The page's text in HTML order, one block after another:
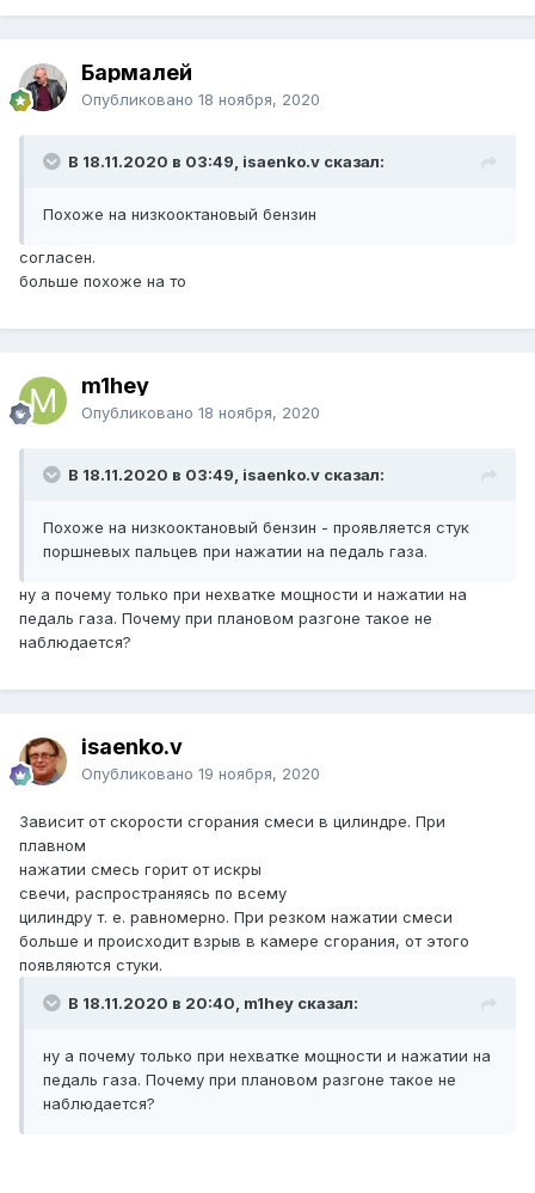
Бармалей
Опубликовано 18 ноября, 2020
В 18.11.2020 в 03:49, isaenko.v сказал:
Похоже на низкооктановый бензин
согласен.
больше похоже на то
m1hey
Опубликовано 18 ноября, 2020
В 18.11.2020 в 03:49, isaenko.v сказал:
Похоже на низкооктановый бензин - проявляется стук
поршневых пальцев при нажатии на педаль газа.
ну а почему только при нехватке мощности и нажатии на
педаль газа. Почему при плановом разгоне такое не
наблюдается?
isaenko.v
Опубликовано 19 ноября, 2020
Зависит от скорости сгорания смеси в цилиндре. При
плавном
нажатии смесь горит от искры
свечи, распространяясь по всему
цилиндру т. е. равномерно. При резком нажатии смеси
больше и происходит взрыв в камере сгорания, от этого
появляются стуки.
В 18.11.2020 в 20:40, m1hey сказал:
ну а почему только при нехватке мощности и нажатии на
педаль газа. Почему при плановом разгоне такое не
наблюдается?